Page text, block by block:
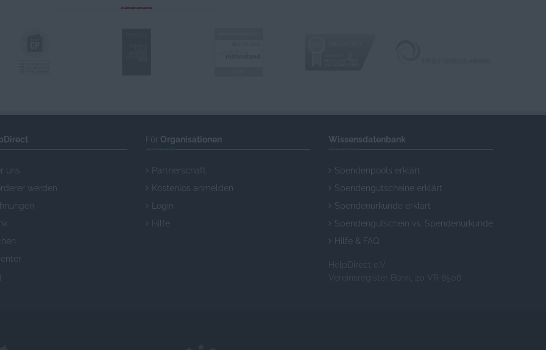
uns
werden
Für Organisationen
Partnerschaft
Kostenlos anmelden
Login
Hilfe
Wissensdatenbank
Spendenpools erklärt
Spendengutscheine erklärt
Spendenurkunde erklärt
Spendengutschein vs. Spendenurkunde
Hilfe & FAQ
HelpDirect e.V.
Vereinsregister Bonn, 20 VR 8506